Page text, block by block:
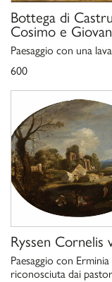
Bottega di
Cosimo e
Paesaggio con una
600
Ryssen Cornelis
Paesaggio con Erminia
riconosciuta dai